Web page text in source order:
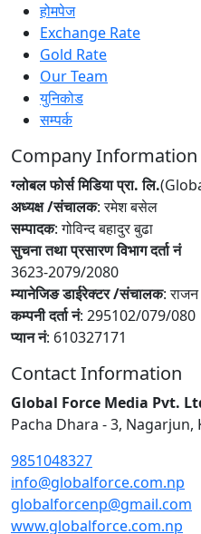
होमपेज
Exchange Rate
Gold Rate
Our Team
युनिकोड
सम्पर्क
Company Information
ग्लोबल फोर्स मिडिया प्रा. लि.
अध्यक्ष /संचालक: रमेश बसेल
सम्पादक: गोविन्द बहादुर बुढा
सुचना तथा प्रसारण विभाग दर्ता नं
3623-2079/2080
म्यानेजिङ डाईरेक्टर /संचालक:
कम्पनी दर्ता नं: 295102/079/080
प्यान नं: 610327171
Contact Information
Global Force Media Pvt.
Pacha Dhara - 3, Nagarjun,
9851048327
info@globalforce.com.np
globalforcenp@gmail.com
www.globalforce.com.np